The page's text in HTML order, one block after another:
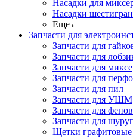
Насадки для
Насадки
Еще
Запчасти для
Запчасти для
Запчасти для
Запчасти для
Запчасти для
Запчасти для пил
Запчасти для УШМ
Запчасти для
Запчасти для
Щетки графитовые